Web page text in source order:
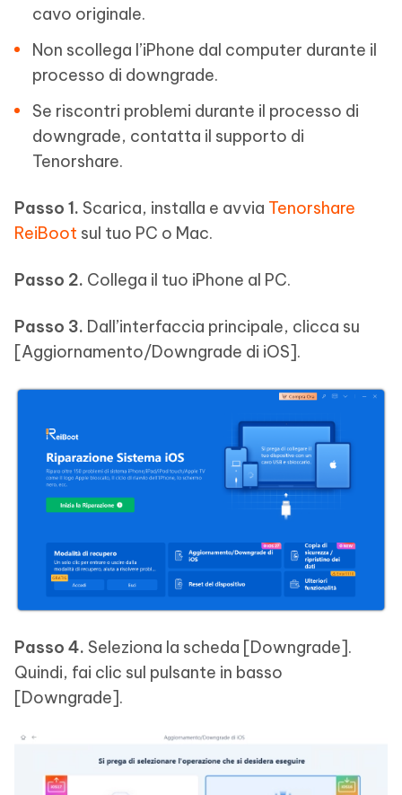
cavo originale.
Non scollega l’iPhone dal computer durante il
processo di downgrade.
Se riscontri problemi durante il processo di
downgrade, contatta il supporto di
Tenorshare.
Passo 1. Scarica, installa e avvia Tenorshare
ReiBoot sul tuo PC o Mac.
Passo 2. Collega il tuo iPhone al PC.
Passo 3. Dall’interfaccia principale, clicca su
[Aggiornamento/Downgrade di iOS].
Passo 4. Seleziona la scheda [Downgrade].
Quindi, fai clic sul pulsante in basso
[Downgrade].